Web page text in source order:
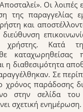
Οι λοιπές
της παραγγελίας
και
χρήστης. Κατά τη
καταχωρηθείσας
η διαθεσιμότητα
Σε
χρόνος παράδοσης
στην σελίδα
σχετική ενημέρωση.